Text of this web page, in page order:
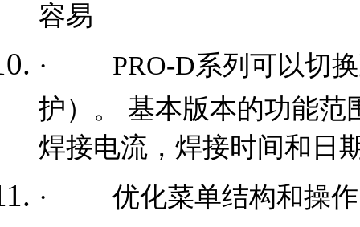
容易
· PRO-D系列可以切
护）。 基本版本的功能
焊接电流，焊接时间和日
· 优化菜单结构和操作